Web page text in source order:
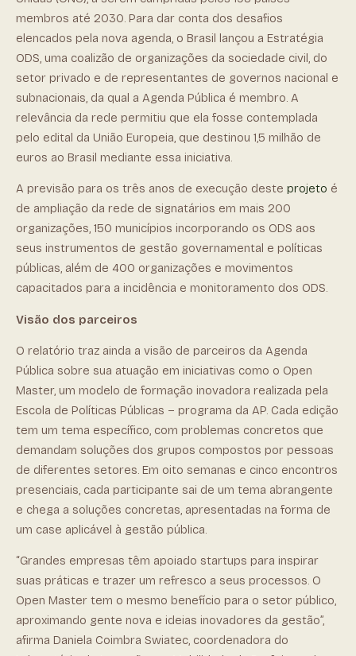
membros até 2030. Para dar conta dos desafios
elencados pela nova agenda, o Brasil lançou a Estratégia
ODS, uma coalizão de organizações da sociedade civil, do
setor privado e de representantes de governos nacional e
subnacionais, da qual a Agenda Pública é membro. A
relevância da rede permitiu que ela fosse contemplada
pelo edital da União Europeia, que destinou 1,5 milhão de
euros ao Brasil mediante essa iniciativa.
A previsão para os três anos de execução deste projeto é
de ampliação da rede de signatários em mais 200
organizações, 150 municípios incorporando os ODS aos
seus instrumentos de gestão governamental e políticas
públicas, além de 400 organizações e movimentos
capacitados para a incidência e monitoramento dos ODS.
Visão dos parceiros
O relatório traz ainda a visão de parceiros da Agenda
Pública sobre sua atuação em iniciativas como o Open
Master, um modelo de formação inovadora realizada pela
Escola de Políticas Públicas – programa da AP. Cada edição
tem um tema específico, com problemas concretos que
demandam soluções dos grupos compostos por pessoas
de diferentes setores. Em oito semanas e cinco encontros
presenciais, cada participante sai de um tema abrangente
e chega a soluções concretas, apresentadas na forma de
um case aplicável à gestão pública.
“Grandes empresas têm apoiado startups para inspirar
suas práticas e trazer um refresco a seus processos. O
Open Master tem o mesmo benefício para o setor público,
aproximando gente nova e ideias inovadores da gestão”,
afirma Daniela Coimbra Swiatec, coordenadora do